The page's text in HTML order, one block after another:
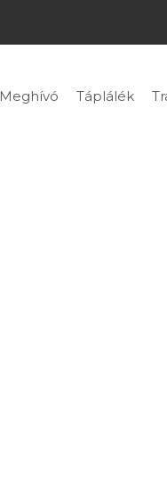
Meghívó Táplálék